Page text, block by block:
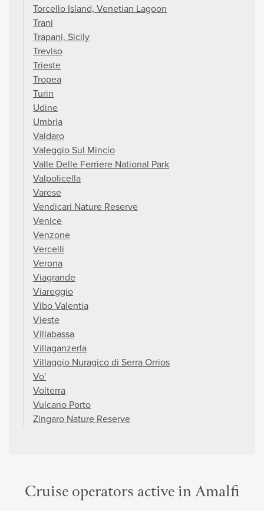
Torcello Island, Venetian Lagoon
Trani
Trapani, Sicily
Treviso
Trieste
Tropea
Turin
Udine
Umbria
Valdaro
Valeggio Sul Mincio
Valle Delle Ferriere National Park
Valpolicella
Varese
Vendicari Nature Reserve
Venice
Venzone
Vercelli
Verona
Viagrande
Viareggio
Vibo Valentia
Vieste
Villabassa
Villaganzerla
Villaggio Nuragico di Serra Orrios
Vo'
Volterra
Vulcano Porto
Zingaro Nature Reserve
Cruise operators active in Amalfi